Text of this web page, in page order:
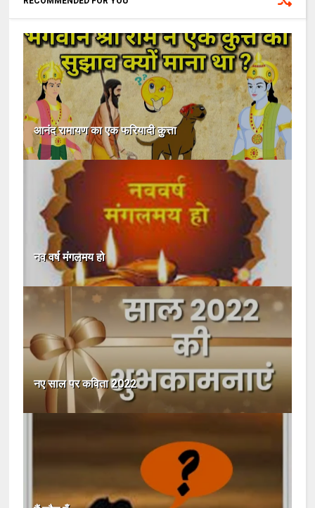
आनंद रामायण का एक फरियादी कुत्ता
नव वर्ष मंगलमय हो
नए साल पर कविता 2022